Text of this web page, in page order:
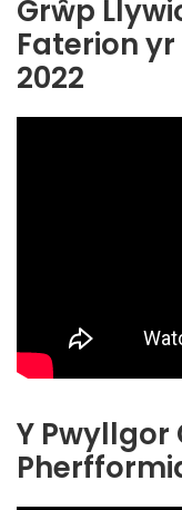
Grŵp
Faterion
2022
Y Pwyllgor